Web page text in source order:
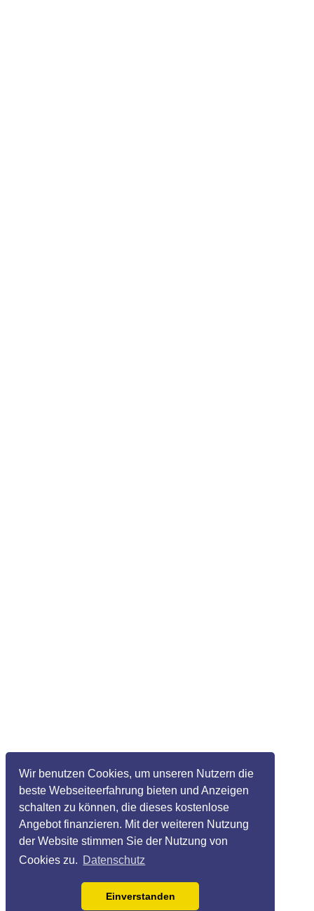
Wir benutzen Cookies, um unseren Nutzern die
beste Webseiteerfahrung bieten und Anzeigen
schalten zu können, die dieses kostenlose
Angebot finanzieren. Mit der weiteren Nutzung
der Website stimmen Sie der Nutzung von
Cookies zu. Datenschutz
Einverstanden